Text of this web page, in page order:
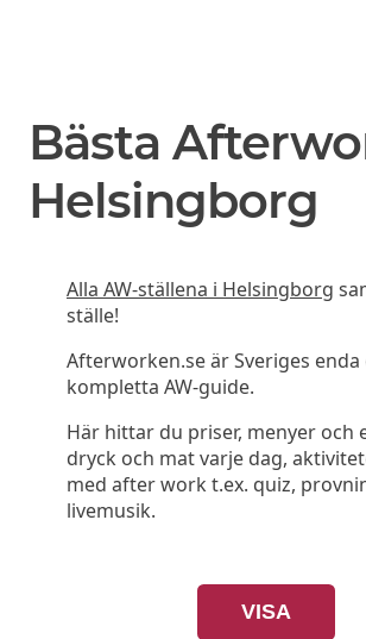
Bästa
Helsingborg
Alla AW-ställena i Helsingborg
ställe!
Afterworken.se är Sveriges
kompletta AW-guide.
Här hittar du priser, menyer och
dryck och mat varje dag,
med after work t.ex. quiz,
livemusik.
VISA